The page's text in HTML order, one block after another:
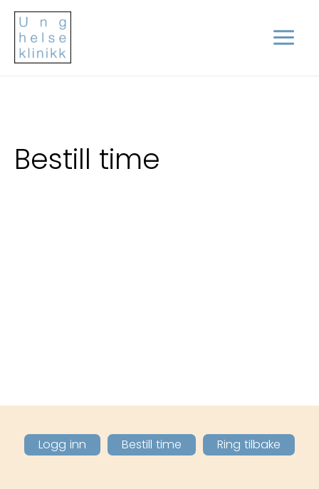
Hopp
rett
innholdet
Bestill time
Logg inn Bestill time Ring tilbake